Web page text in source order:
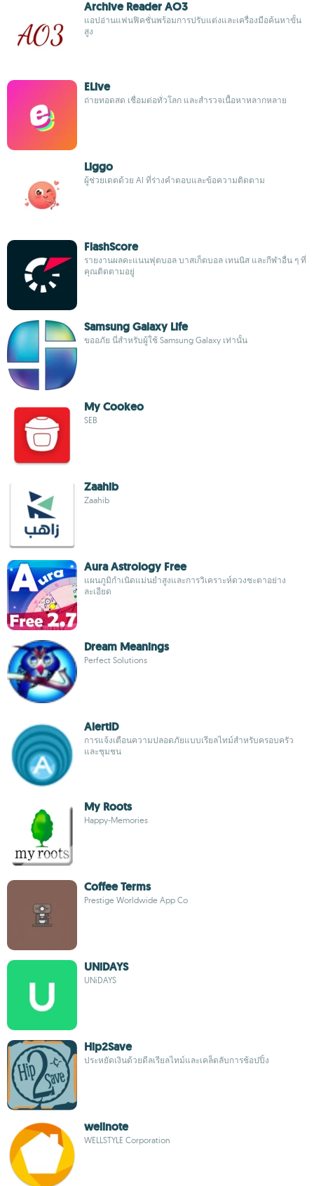
Archive Reader AO3
แอปอ่านแฟนฟิคชั่นพร้อมการปรับแต่งและเครื่องมือค้นหาขั้น
สูง
ELive
ถ่ายทอดสด เชื่อมต่อทั่วโลก และสำรวจเนื้อหาหลากหลาย
Liggo
ผู้ช่วยเดตด้วย AI ที่ร่างคำตอบและข้อความติดตาม
FlashScore
รายงานผลคะแนนฟุตบอล บาสเก็ตบอล เทนนิส และกีฬาอื่น ๆ ที่
คุณติดตามอยู่
Samsung Galaxy Life
ขออภัย นี่สำหรับผู้ใช้ Samsung Galaxy เท่านั้น
My Cookeo
SEB
Zaahib
Zaahib
Aura Astrology Free
แผนภูมิกำเนิดแม่นยำสูงและการวิเคราะห์ดวงชะตาอย่าง
ละเอียด
Dream Meanings
Perfect Solutions
AlertID
การแจ้งเตือนความปลอดภัยแบบเรียลไทม์สำหรับครอบครัว
และชุมชน
My Roots
Happy-Memories
Coffee Terms
Prestige Worldwide App Co
UNiDAYS
UNiDAYS
Hip2Save
ประหยัดเงินด้วยดีลเรียลไทม์และเคล็ดลับการช้อปปิ้ง
wellnote
WELLSTYLE Corporation